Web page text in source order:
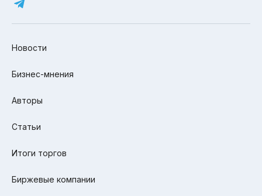
Новости
Бизнес-мнения
Авторы
Статьи
Итоги торгов
Биржевые компании